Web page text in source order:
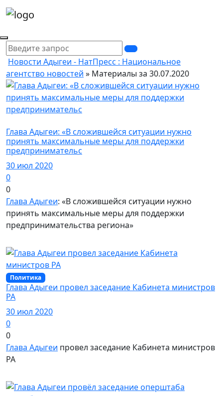
Новости Адыгеи - НатПресс : Национальное
агентство новостей » Материалы за 30.07.2020
Глава Адыгеи: «В сложившейся ситуации нужно
принять максимальные меры для поддержки
предпринимательс
30 июл 2020
0
0
Глава Адыгеи: «В сложившейся ситуации нужно
принять максимальные меры для поддержки
предпринимательства региона»
Политика
Глава Адыгеи провел заседание Кабинета министров
РА
30 июл 2020
0
0
Глава Адыгеи провел заседание Кабинета министров
РА